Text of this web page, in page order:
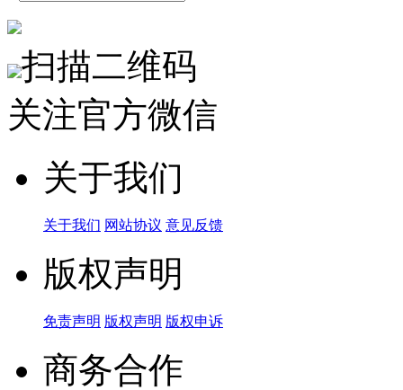
扫描二维码
关注官方微信
关于我们
关于我们 网站协议 意见反馈
版权声明
免责声明 版权声明 版权申诉
商务合作